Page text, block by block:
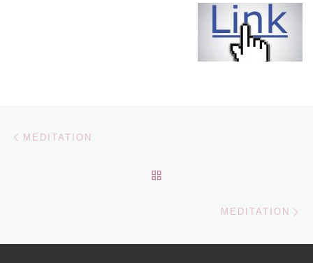
Beitragsnavigation
MEDITATION
MEDITATION